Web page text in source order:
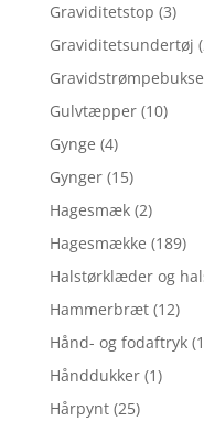
Graviditetstop (3)
Graviditetsundertøj
Gulvtæpper (10)
Gynge (4)
Gynger (15)
Hagesmæk (2)
Hagesmække (189)
Halstørklæder og
Hammerbræt (12)
Hånd- og fodaftryk
Hånddukker (1)
Hårpynt (25)